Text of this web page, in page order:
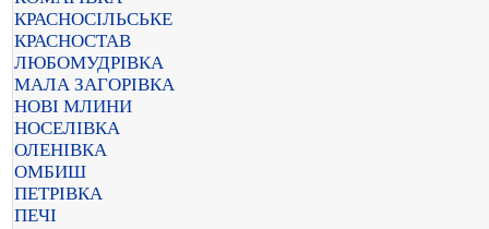
КРАСНОСІЛЬСЬКЕ
КРАСНОСТАВ
ЛЮБОМУДРІВКА
МАЛА ЗАГОРІВКА
НОВІ МЛИНИ
НОСЕЛІВКА
ОЛЕНІВКА
ОМБИШ
ПЕТРІВКА
ПЕЧІ